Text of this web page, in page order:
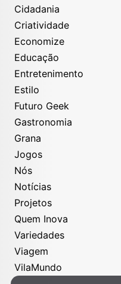
Cidadania
Criatividade
Economize
Educação
Entretenimento
Estilo
Futuro Geek
Gastronomia
Grana
Jogos
Nós
Notícias
Projetos
Quem Inova
Variedades
Viagem
VilaMundo